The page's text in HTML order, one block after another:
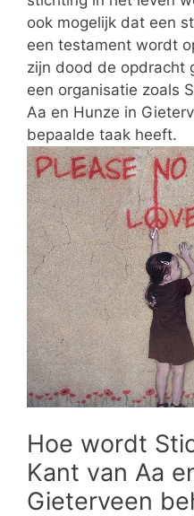
ook mogelijk dat een
een testament wordt
zijn dood de opdracht
een organisatie zoals
Aa en Hunze in
bepaalde taak heeft.
Hoe wordt
Kant van Aa
Gieterveen